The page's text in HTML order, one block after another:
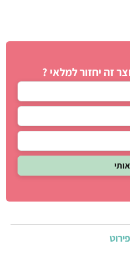
זה יחזור למלאי ?